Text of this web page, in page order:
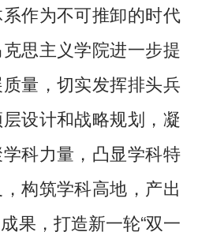
作为不可推卸的时代
思主义学院进一步提
量，切实发挥排头兵
设计和战略规划，凝
科力量，凸显学科特
构筑学科高地，产出
果，打造新一轮“双一